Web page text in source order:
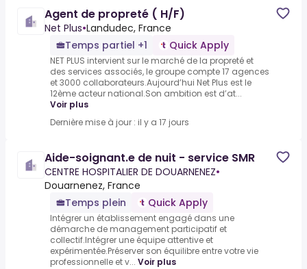
Agent de propreté ( H/F)
Net Plus•Landudec, France
Temps partiel +1
Quick Apply
NET PLUS intervient sur le marché de la propreté et
des services associés, le groupe compte 17 agences
et 3000 collaborateurs.Aujourd’hui Net Plus est le
12ème acteur national.Son ambition est d’at...
Voir plus
Dernière mise à jour : il y a 17 jours
Aide-soignant.e de nuit - service SMR
CENTRE HOSPITALIER DE DOUARNENEZ•
Douarnenez, France
Temps plein
Quick Apply
Intégrer un établissement engagé dans une
démarche de management participatif et
collectif.Intégrer une équipe attentive et
expérimentée.Préserver son équilibre entre votre vie
professionnelle et v... Voir plus